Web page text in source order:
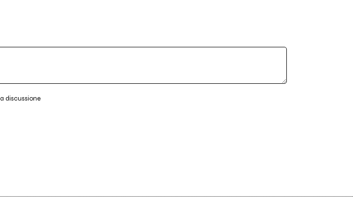
discussione